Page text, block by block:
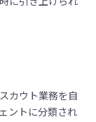
カウト業務を自
ントに分類され